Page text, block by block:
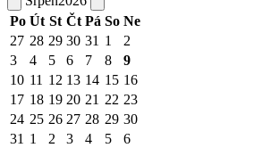
Po Út St Čt Pá So Ne
27 28 29 30 31 1
2
3
4 5 6 7 8
9
10 11 12 13 14 15 16
17 18 19 20 21 22 23
24 25 26 27 28 29 30
31 1 2 3 4 5 6